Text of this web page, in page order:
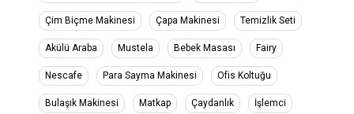
Çim Biçme Makinesi Çapa Makinesi Temizlik Seti
Akülü Araba Mustela Bebek Masası Fairy
Nescafe Para Sayma Makinesi Ofis Koltuğu
Bulaşık Makinesi Matkap Çaydanlık İşlemci